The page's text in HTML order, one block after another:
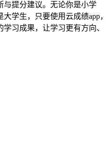
与提分建议。无论你是小学
学生，只要使用云成绩app，
习成果，让学习更有方向、